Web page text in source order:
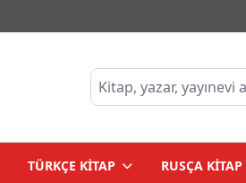
TÜRKÇE KİTAP RUSÇA KİTAP